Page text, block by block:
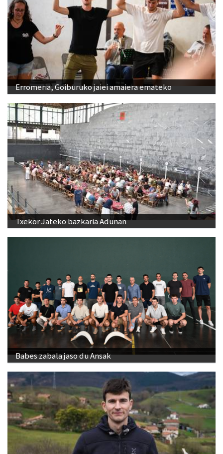
Erromeria, Goiburuko jaiei amaiera emateko
Txekor Jateko bazkaria Adunan
Babes zabala jaso du Ansak